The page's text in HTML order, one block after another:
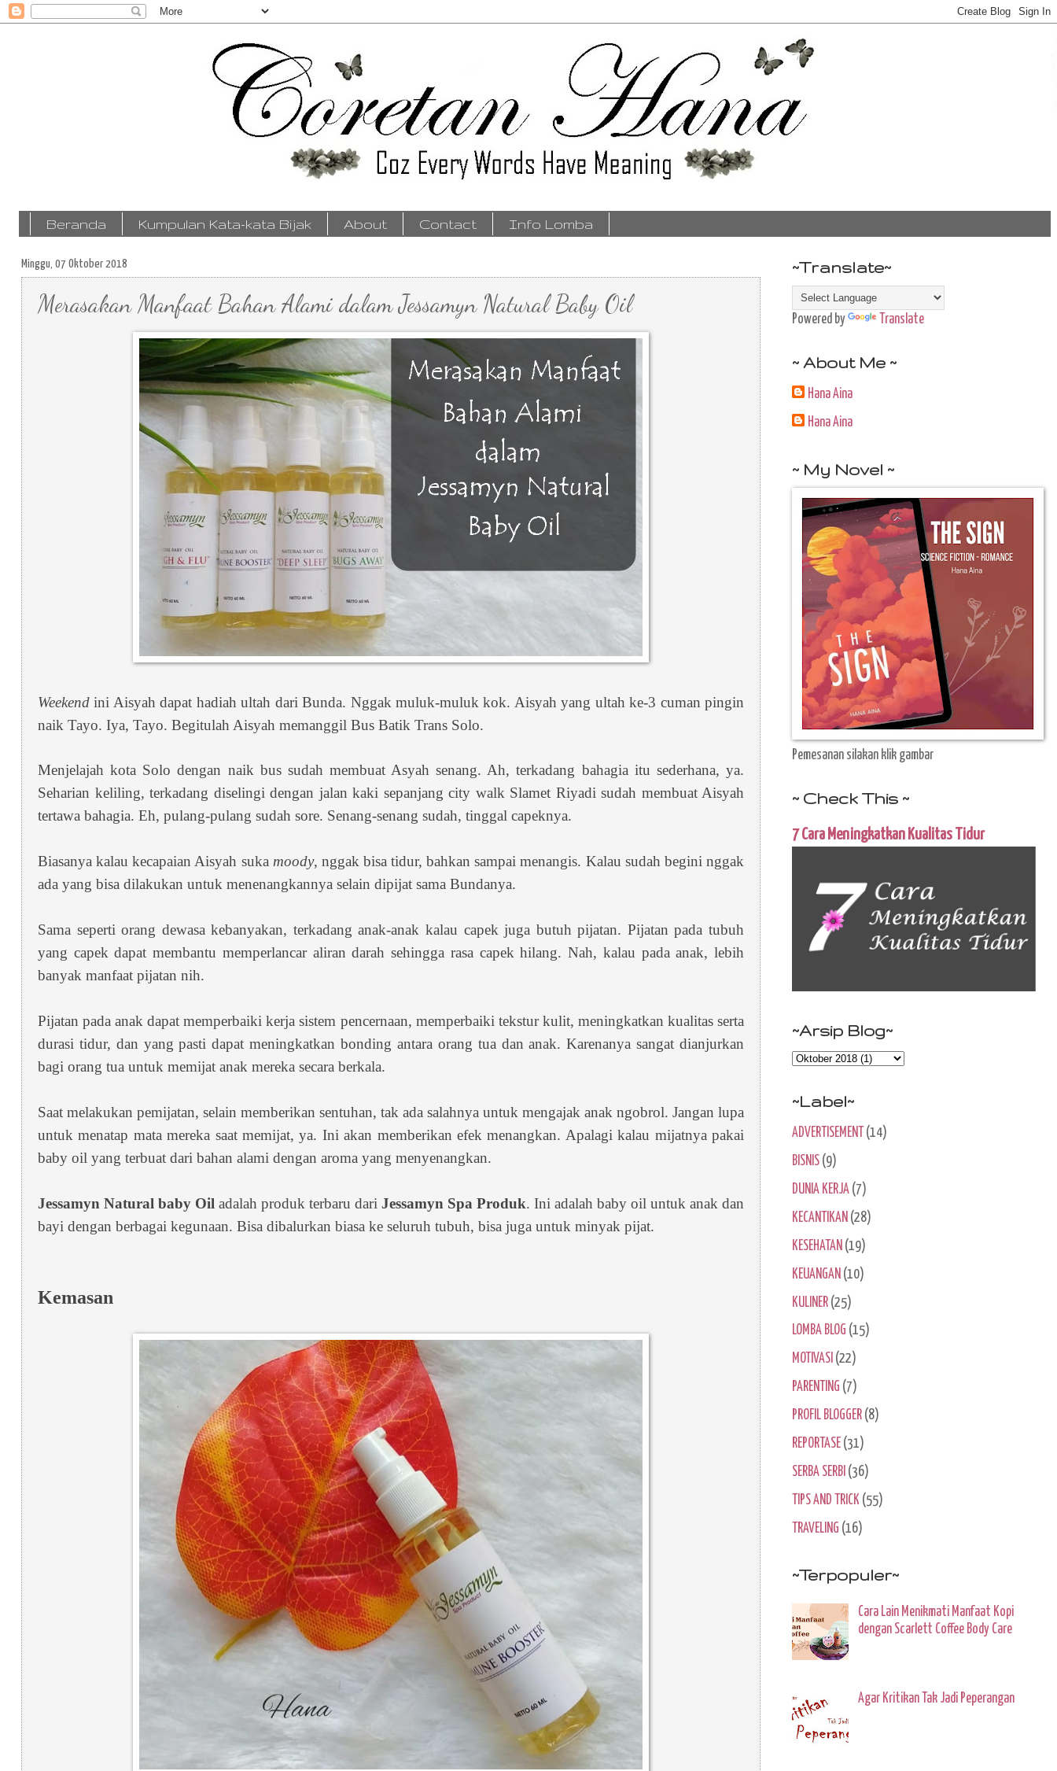
Beranda Kumpulan Kata-kata Bijak About Contact Info Lomba
Minggu, 07 Oktober 2018
Merasakan Manfaat Bahan Alami dalam Jessamyn Natural Baby Oil
Weekendini Aisyah dapat hadiah ultah dari Bunda. Nggak muluk-muluk kok. Aisyah yang ultah ke-3 cuman pingin
naik Tayo. Iya, Tayo. Begitulah Aisyah memanggil Bus Batik Trans Solo.
Menjelajah kota Solo dengan naik bus sudah membuat Asyah senang. Ah, terkadang bahagia itu sederhana, ya.
Seharian keliling, terkadang diselingi dengan jalan kaki sepanjang city walk Slamet Riyadi sudah membuat Aisyah
tertawa bahagia. Eh, pulang-pulang sudah sore. Senang-senang sudah, tinggal capeknya.
Biasanya kalau kecapaian Aisyah suka moody, nggak bisa tidur, bahkan sampai menangis. Kalau sudah begini nggak
ada yang bisa dilakukan untuk menenangkannya selain dipijat sama Bundanya.
Sama seperti orang dewasa kebanyakan, terkadang anak-anak kalau capek juga butuh pijatan. Pijatan pada tubuh
yang capek dapat membantu memperlancar aliran darah sehingga rasa capek hilang. Nah, kalau pada anak, lebih
banyak manfaat pijatan nih.
Pijatan pada anak dapat memperbaiki kerja sistem pencernaan, memperbaiki tekstur kulit, meningkatkan kualitas serta
durasi tidur, dan yang pasti dapat meningkatkan bonding antara orang tua dan anak. Karenanya sangat dianjurkan
bagi orang tua untuk memijat anak mereka secara berkala.
Saat melakukan pemijatan, selain memberikan sentuhan, tak ada salahnya untuk mengajak anak ngobrol. Jangan lupa
untuk menatap mata mereka saat memijat, ya. Ini akan memberikan efek menangkan. Apalagi kalau mijatnya pakai
baby oil yang terbuat dari bahan alami dengan aroma yang menyenangkan.
Jessamyn Natural baby Oil adalah produk terbaru dari Jessamyn Spa Produk. Ini adalah baby oil untuk anak dan
bayi dengan berbagai kegunaan. Bisa dibalurkan biasa ke seluruh tubuh, bisa juga untuk minyak pijat.
Kemasan
~Translate~
Powered by Translate
~ About Me ~
Hana Aina
Hana Aina
~ My Novel ~
Pemesanan silakan klik gambar
~ Check This ~
7 Cara Meningkatkan Kualitas Tidur
~Arsip Blog~
~Label~
ADVERTISEMENT
(14)
BISNIS (9)
DUNIA KERJA (7)
KECANTIKAN (28)
KESEHATAN (19)
KEUANGAN (10)
KULINER (25)
LOMBA BLOG (15)
MOTIVASI (22)
PARENTING (7)
PROFIL BLOGGER (8)
REPORTASE (31)
SERBA SERBI (36)
TIPS AND TRICK (55)
TRAVELING (16)
~Terpopuler~
Cara Lain Menikmati Manfaat Kopi
dengan Scarlett Coffee Body Care
Agar Kritikan Tak Jadi Peperangan